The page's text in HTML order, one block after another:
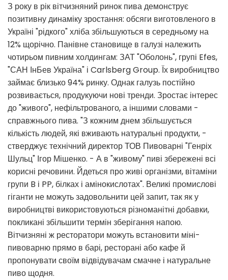
З року в рік вітчизняний ринок пива демонструє
позитивну динаміку зростання: обсяги виготовленого в
Україні "рідкого" хліба збільшуються в середньому на
12% щорічно. Панівне становище в галузі належить
чотирьом пивним холдингам: ЗАТ "Оболонь", групі Efes,
"САН ІнБев Україна" і Carlsberg Group. Їх виробництво
займає близько 94% ринку. Однак галузь постійно
розвивається, продукуючи нові тренди. Зростає інтерес
до "живого", нефільтрованого, а іншими словами -
справжнього пива. "З кожним днем ​​збільшується
кількість людей, які вживають натуральні продукти, -
стверджує технічний директор ТОВ Пивоварні "Генріх
Шульц" Ігор Мішенко. - А в "живому" пиві збережені всі
корисні речовини. Йдеться про живі організми, вітаміни
групи B і PP, білках і амінокислотах". Великі промислові
гіганти не можуть задовольнити цей запит, так як у
виробництві використовуються різноманітні добавки,
покликані збільшити термін зберігання напою.
Вітчизняні ж ресторатори можуть встановити міні-
пивоварню прямо в барі, ресторані або кафе й
пропонувати своїм відвідувачам смачне і натуральне
пиво щодня.